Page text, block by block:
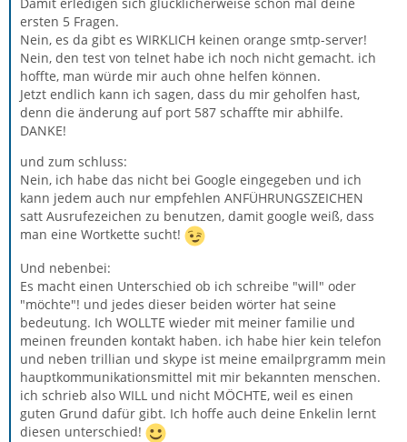
ersten 5 Fragen.
Nein, es da gibt es WIRKLICH keinen orange smtp-server!
Nein, den test von telnet habe ich noch nicht gemacht. ich
hoffte, man würde mir auch ohne helfen können.
Jetzt endlich kann ich sagen, dass du mir geholfen hast,
denn die änderung auf port 587 schaffte mir abhilfe.
DANKE!
und zum schluss:
Nein, ich habe das nicht bei Google eingegeben und ich
kann jedem auch nur empfehlen ANFÜHRUNGSZEICHEN
satt Ausrufezeichen zu benutzen, damit google weiß, dass
man eine Wortkette sucht!
Und nebenbei:
Es macht einen Unterschied ob ich schreibe "will" oder
"möchte"! und jedes dieser beiden wörter hat seine
bedeutung. Ich WOLLTE wieder mit meiner familie und
meinen freunden kontakt haben. ich habe hier kein telefon
und neben trillian und skype ist meine emailprgramm mein
hauptkommunikationsmittel mit mir bekannten menschen.
ich schrieb also WILL und nicht MÖCHTE, weil es einen
guten Grund dafür gibt. Ich hoffe auch deine Enkelin lernt
diesen unterschied!